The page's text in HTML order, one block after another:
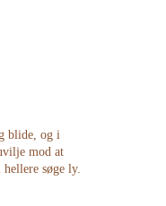
blide, og i
mod at
søge ly.